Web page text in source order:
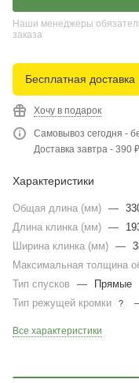
Наши менеджеры
заказа
Бесплатная
Хочу в подарок
Самовывоз сегодня -
Доставка завтра - 390 ₽
Характеристики
Общая длина (мм) —
Длина клинка (мм) —
Ширина клинка (мм) —
Максимальная толщина
Тип спусков
—
Прямые
Тип режущей кромки
?
Все характеристики